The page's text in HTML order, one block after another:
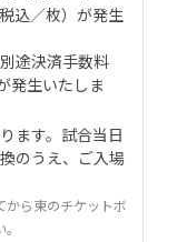
込／枚）が発生
途決済手数料
発生いたしま
ます。試合当日
のうえ、ご入場
ら東のチケットボ